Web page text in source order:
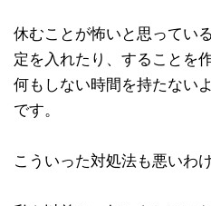
休むことが怖いと思ってい
定を入れたり、することを
何もしない時間を持たない
です。
こういった対処法も悪いわ